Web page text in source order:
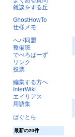
雑談をする丘
GhostHowTo
仕様メモ
へパ同盟
整備班
でべろぱーず
リンク
投票
編集する方へ
InterWiki
エイリアス
用語集
ばぐとら
最新の20件